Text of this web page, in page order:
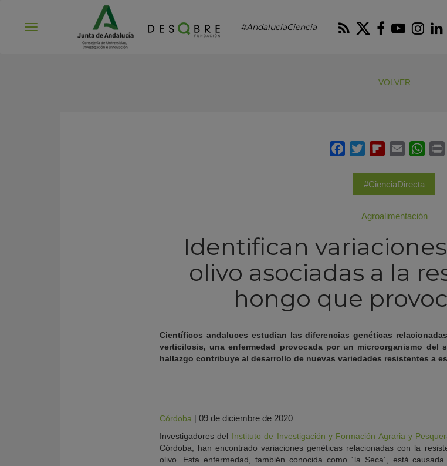
#AndalucíaCiencia RSS Twitter
VOLVER
#CienciaDirecta
Agroalimentación
Identifican
olivo asociadas a la
hongo que
Científicos andaluces estudian las diferencias genéticas
verticilosis, una enfermedad provocada por un microorganismo del
hallazgo contribuye al desarrollo de nuevas variedades resistentes a
Córdoba | 09 de diciembre de 2020
Investigadores del Instituto de Investigación y Formación Agraria y
Córdoba, han encontrado variaciones genéticas relacionadas con la
olivo. Esta enfermedad, también conocida como ´la Seca´, está